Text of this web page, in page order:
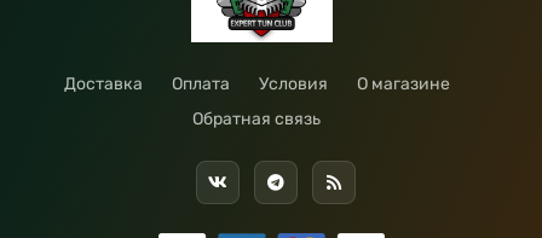
Доставка Оплата Условия
О магазине
Обратная связь